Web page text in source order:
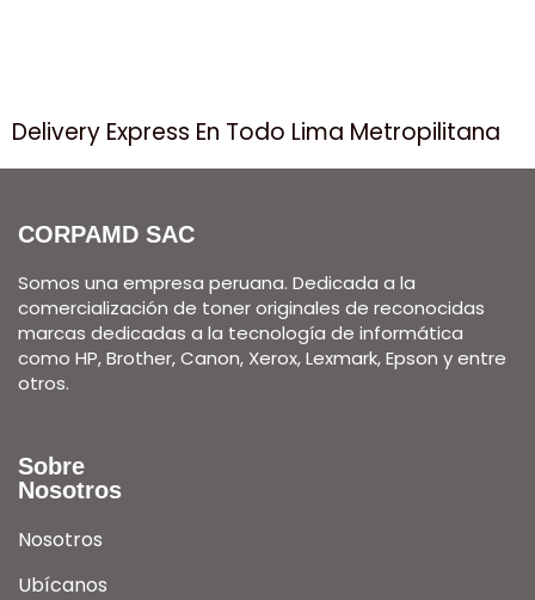
Delivery Express En Todo Lima Metropilitana
CORPAMD SAC
Somos una empresa peruana. Dedicada a la
comercialización de toner originales de reconocidas
marcas dedicadas a la tecnología de informática
como HP, Brother, Canon, Xerox, Lexmark, Epson y entre
otros.
Sobre
Nosotros
Nosotros
Ubícanos